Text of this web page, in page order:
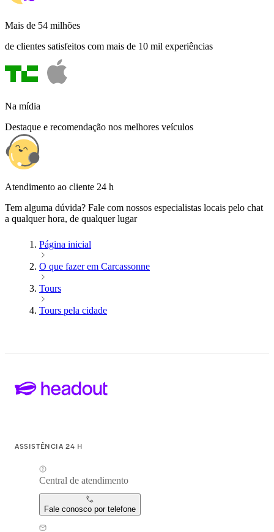
Mais de 54 milhões
de clientes satisfeitos com mais de 10 mil experiências
Na mídia
Destaque e recomendação nos melhores veículos
Atendimento ao cliente 24 h
Tem alguma dúvida? Fale com nossos especialistas locais pelo chat
a qualquer hora, de qualquer lugar
Página inicial
O que fazer em Carcassonne
Tours
Tours pela cidade
ASSISTÊNCIA 24 H
Central de atendimento
Fale conosco por telefone